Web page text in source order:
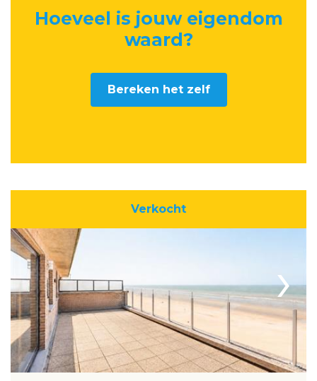
Hoeveel is jouw eigendom
waard?
Bereken het zelf
Verkocht
›